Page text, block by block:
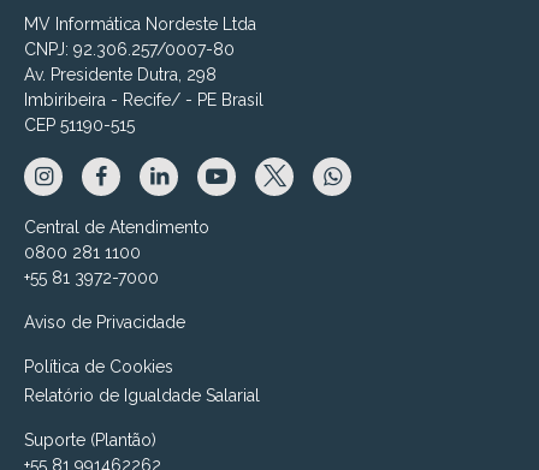
MV Informática Nordeste Ltda
CNPJ: 92.306.257/0007-80
Av. Presidente Dutra, 298
Imbiribeira - Recife/ - PE Brasil
CEP 51190-515
Central de Atendimento
0800 281 1100
+55 81 3972-7000
Aviso de Privacidade
Política de Cookies
Relatório de Igualdade Salarial
Suporte (Plantão)
+55 81 991462262